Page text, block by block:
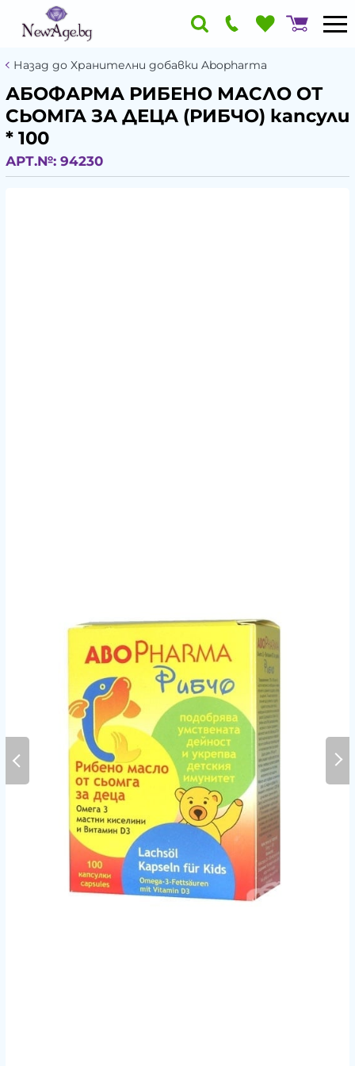
Назад до Хранителни добавки Abopharma
АБОФАРМА РИБЕНО МАСЛО ОТ
СЬОМГА ЗА ДЕЦА (РИБЧО) капсули
* 100
АРТ.№: 94230